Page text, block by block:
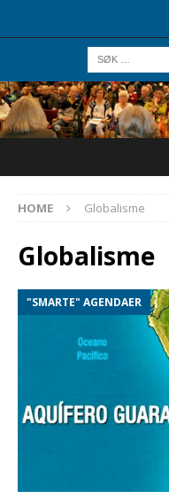
HOME Globalisme
Globalisme
"SMARTE" AGENDAER